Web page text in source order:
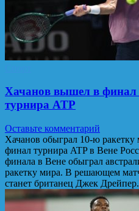
Хачанов вышел в финал
турнира ATP
Оставьте комментарий
Хачанов обыграл 10-ю
финал турнира ATP в Вене
финала в Вене обыграл
ракетку мира. В решающем
станет британец Джек